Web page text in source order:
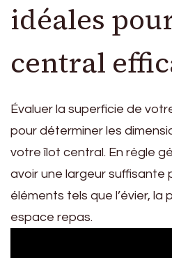
idéales
central
Évaluer la superficie de
pour déterminer les
votre îlot central. En règle
avoir une largeur suffisante
éléments tels que l’évier, la
espace repas.